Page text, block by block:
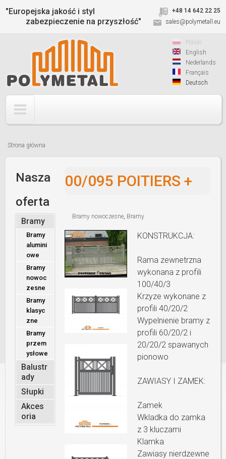
Jump to navigation
"Europejska jakość i styl
zabezpieczenie na przyszłość"
+48 14 642 22 25
sales@polymetall.eu
Polski
English
Nederlands
Français
Deutsch
tutaj
Strona główna
00/095 POITIERS +
Bramy nowoczesne, Bramy
KONSTRUKCJA:
Rama zewnetrzna
wykonana z profili
100/40/3
Krzyze wykonane z
profili 40/20/2
Wypelnienie bramy z
profili 60/20/2 i
20/20/2 spawanych
pionowo
ZAWIASY I ZAMEK:
Zamek
Wkladka do zamka
z 3 kluczami
Klamka
Zawiasy nierdzewne
Nasza
oferta
Bramy
Bramy
alumini
owe
Bramy
nowoc
zesne
Bramy
klasyc
zne
Bramy
przem
ysłowe
Balustr
ady
Słupki
Akces
oria